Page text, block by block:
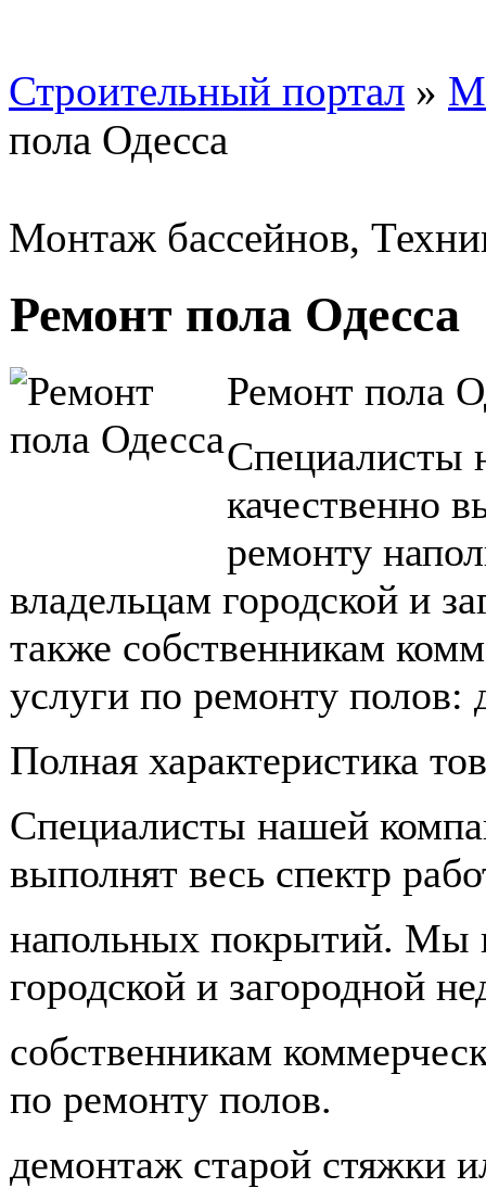
Строительный портал »
пола Одесса
Монтаж бассейнов,
Ремонт пола Одесса
Ремонт пола
Специалисты
качественно
ремонту
владельцам городской и
также собственникам
услуги по ремонту полов:
Полная характеристика
Специалисты нашей
выполнят весь спектр
напольных покрытий. Мы
городской и загородной
собственникам
по ремонту полов.
демонтаж старой стяжки